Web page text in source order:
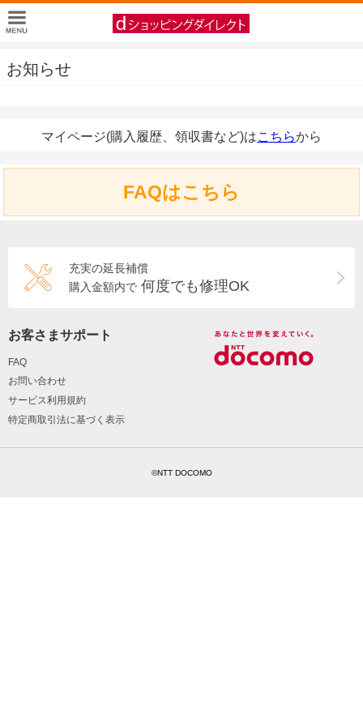
お知らせ
マイページ(購入履歴、領収書など)はこちらから
FAQはこちら
充実の延長補償
購入金額内で 何度でも修理OK
お客さまサポート
FAQ
お問い合わせ
サービス利用規約
特定商取引法に基づく表示
©NTT DOCOMO